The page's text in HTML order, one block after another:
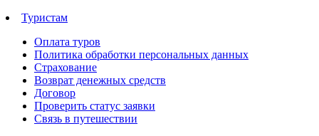
Туристам
Оплата туров
Политика обработки персональных данных
Страхование
Возврат денежных средств
Договор
Проверить статус заявки
Связь в путешествии